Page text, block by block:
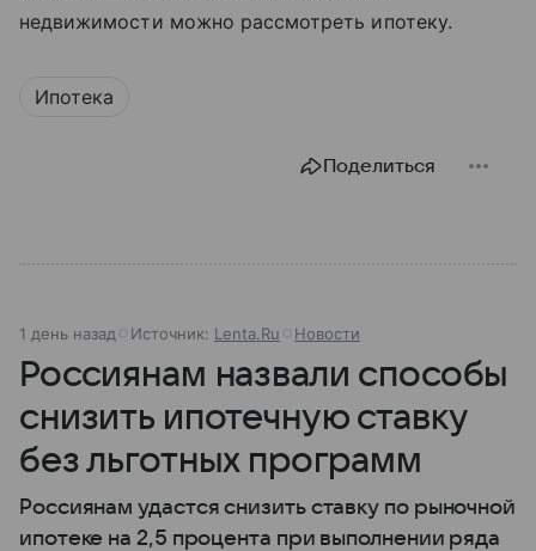
недвижимости можно рассмотреть ипотеку.
Ипотека
Поделиться
1 день назад Источник: Lenta.Ru Новости
Россиянам назвали способы
снизить ипотечную ставку
без льготных программ
Россиянам удастся снизить ставку по рыночной
ипотеке на 2,5 процента при выполнении ряда